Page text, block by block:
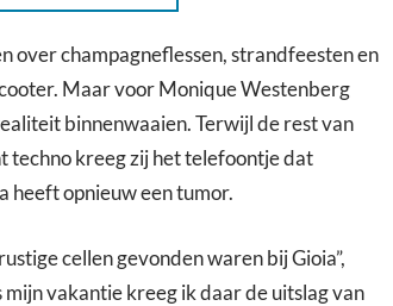
over champagneflessen, strandfeesten en
Maar voor Monique Westenberg
binnenwaaien. Terwijl de rest van
techno kreeg zij het telefoontje dat
heeft opnieuw een tumor.
cellen gevonden waren bij Gioia”,
vakantie kreeg ik daar de uitslag van